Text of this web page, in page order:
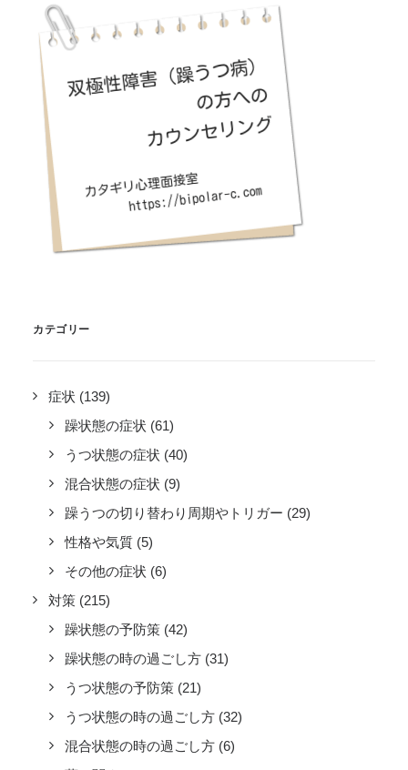
カテゴリー
症状 (139)
躁状態の症状 (61)
うつ状態の症状 (40)
混合状態の症状 (9)
躁うつの切り替わり周期やトリガー (29)
性格や気質 (5)
その他の症状 (6)
対策 (215)
躁状態の予防策 (42)
躁状態の時の過ごし方 (31)
うつ状態の予防策 (21)
うつ状態の時の過ごし方 (32)
混合状態の時の過ごし方 (6)